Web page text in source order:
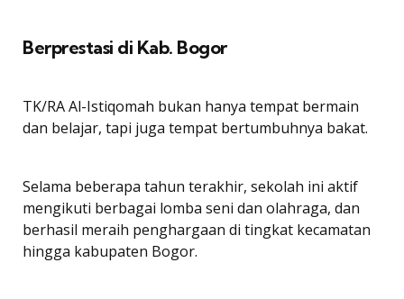
Berprestasi di Kab. Bogor
TK/RA Al-Istiqomah bukan hanya tempat bermain
dan belajar, tapi juga tempat bertumbuhnya bakat.
Selama beberapa tahun terakhir, sekolah ini aktif
mengikuti berbagai lomba seni dan olahraga, dan
berhasil meraih penghargaan di tingkat kecamatan
hingga kabupaten Bogor.